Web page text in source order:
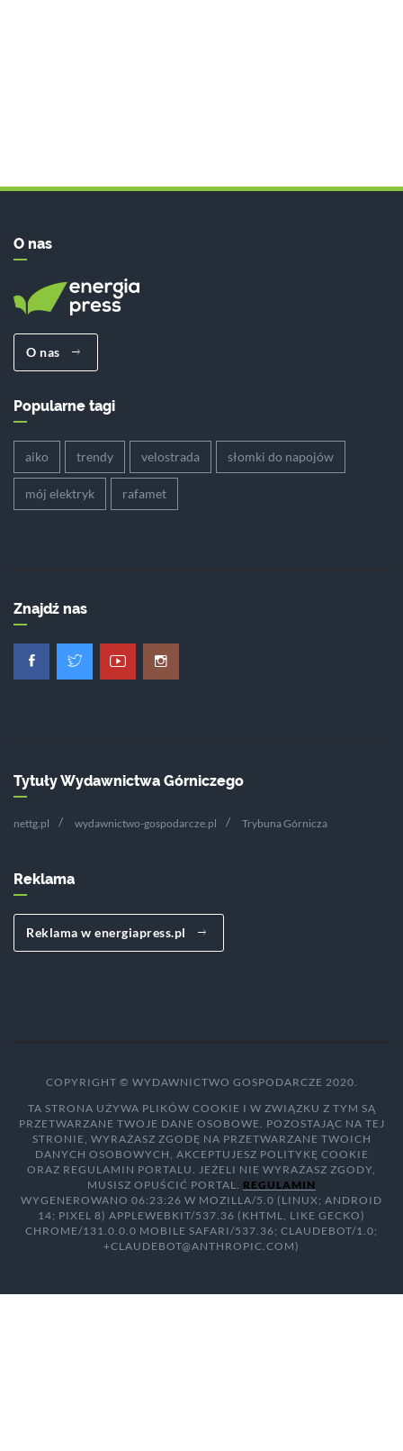
O nas
O nas
Popularne tagi
aiko trendy velostrada słomki do napojów
mój elektryk rafamet
Znajdź nas
Tytuły Wydawnictwa Górniczego
nettg.pl wydawnictwo-gospodarcze.pl Trybuna Górnicza
Reklama
Reklama w energiapress.pl
COPYRIGHT © WYDAWNICTWO GOSPODARCZE 2020.
TA STRONA UŻYWA PLIKÓW COOKIE I W ZWIĄZKU Z TYM SĄ
PRZETWARZANE TWOJE DANE OSOBOWE. POZOSTAJĄC NA TEJ
STRONIE, WYRAŻASZ ZGODĘ NA PRZETWARZANE TWOICH
DANYCH OSOBOWYCH, AKCEPTUJESZ POLITYKĘ COOKIE
ORAZ REGULAMIN PORTALU. JEŻELI NIE WYRAŻASZ ZGODY,
MUSISZ OPUŚCIĆ PORTAL. REGULAMIN
WYGENEROWANO 06:23:26 W MOZILLA/5.0 (LINUX; ANDROID
14; PIXEL 8) APPLEWEBKIT/537.36 (KHTML, LIKE GECKO)
CHROME/131.0.0.0 MOBILE SAFARI/537.36; CLAUDEBOT/1.0;
+CLAUDEBOT@ANTHROPIC.COM)